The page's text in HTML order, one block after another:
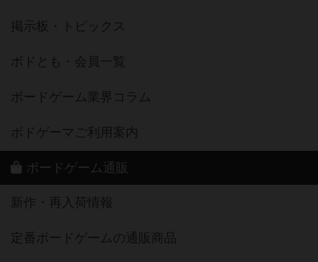
掲示板・トピックス
ボドとも・会員一覧
ボードゲーム業界コラム
ボドゲーマご利用案内
ボードゲーム通販
新作・再入荷情報
定番ボードゲームの通販商品